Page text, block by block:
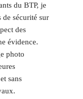
du BTP, je
de sécurité sur
des
évidence.
photo
sans